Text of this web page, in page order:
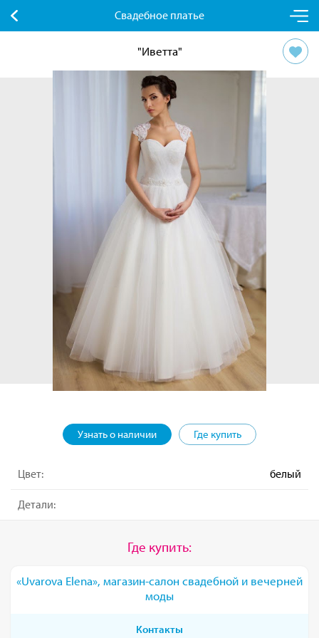
Свадебное платье
"Иветта"
Узнать о наличии Где купить
Цвет: белый
Детали:
Где купить:
«Uvarova Elena», магазин-салон свадебной и вечерней
моды
Контакты